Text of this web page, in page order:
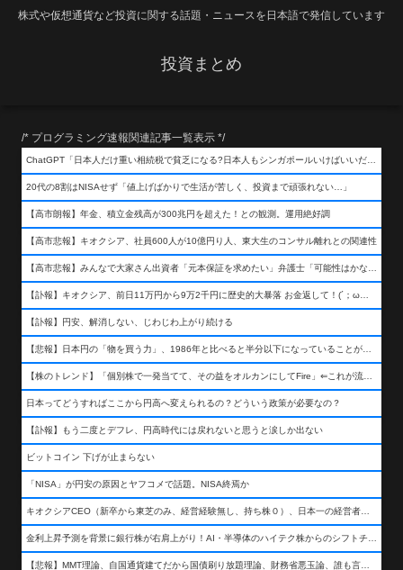
株式や仮想通貨など投資に関する話題・ニュースを日本語で発信しています
投資まとめ
/* プログラミング速報関連記事一覧表示 */
ChatGPT「日本人だけ重い相続税で貧乏になる?日本人もシンガポールいけばいいだけだから相続税で日本人は貧乏にならんだろ呆」
20代の8割はNISAせず「値上げばかりで生活が苦しく、投資まで頑張れない…」
【高市朗報】年金、積立金残高が300兆円を超えた！との観測。運用絶好調
【高市悲報】キオクシア、社員600人が10億円り人、東大生のコンサル離れとの関連性
【高市悲報】みんなで大家さん出資者「元本保証を求めたい」弁護士「可能性はかなり低い」出資者「不誠実！」
【訃報】キオクシア、前日11万円から9万2千円に歴史的大暴落 お金返して！(´；ω；｀)
【訃報】円安、解消しない、じわじわ上がり続ける
【悲報】日本円の「物を買う力」、1986年と比べると半分以下になっていることが判明&#8230;高市さんありがとう！
【株のトレンド】「個別株で一発当てて、その益をオルカンにしてFire」⇐これが流行ってるらしい
日本ってどうすればここから円高へ変えられるの？どういう政策が必要なの？
【訃報】もう二度とデフレ、円高時代には戻れないと思うと涙しか出ない
ビットコイン 下げが止まらない
「NISA」が円安の原因とヤフコメで話題。NISA終焉か
キオクシアCEO（新卒から東芝のみ、経営経験無し、持ち株０）、日本一の経営者になる…
金利上昇予測を背景に銀行株が右肩上がり！AI・半導体のハイテク株からのシフトチェンジも
【悲報】MMT理論、自国通貨建てだから国債刷り放題理論、財務省悪玉論、誰も言わなくなるwwwwwwwwwwwwwww